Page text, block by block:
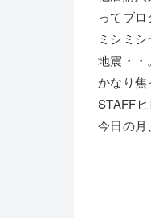
ってブロ
ミシミ
地震・・。
かなり焦
STAFF
今日の月